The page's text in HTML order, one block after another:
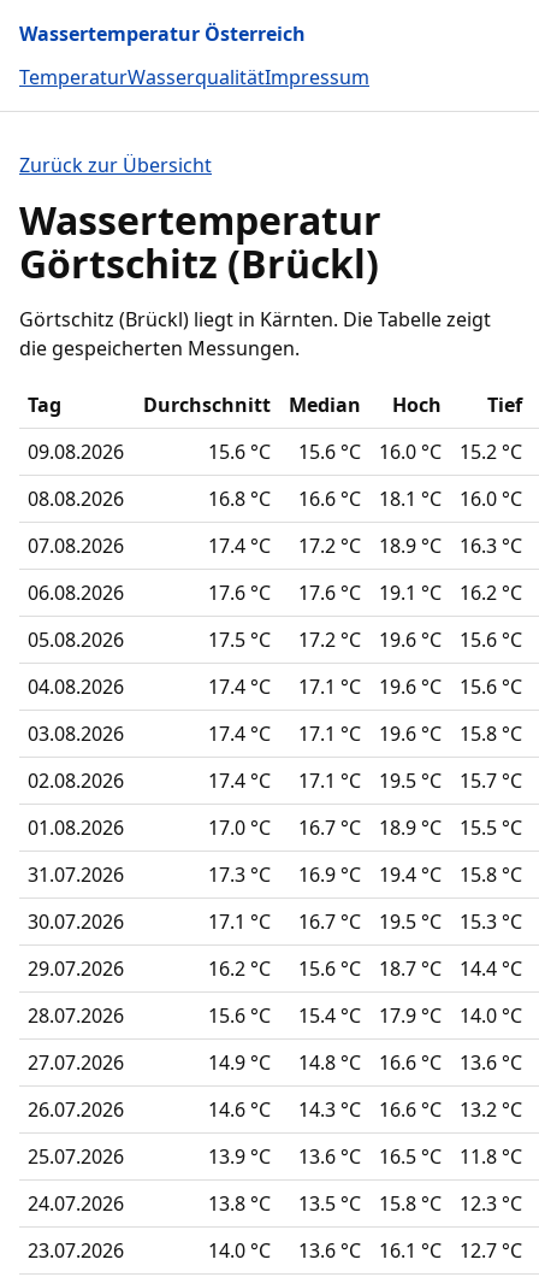
Wassertemperatur Österreich
TemperaturWasserqualitätImpressum
Zurück zur Übersicht
Wassertemperatur
Görtschitz (Brückl)
Görtschitz (Brückl) liegt in Kärnten. Die Tabelle zeigt
die gespeicherten Messungen.
Tag Durchschnitt Median Hoch
Tief
09.08.2026
15.6 °C 15.6 °C 16.0 °C
15.2 °C
08.08.2026
16.8 °C 16.6 °C 18.1 °C
16.0 °C
07.08.2026
17.4 °C 17.2 °C 18.9 °C
16.3 °C
06.08.2026
17.6 °C 17.6 °C 19.1 °C
16.2 °C
05.08.2026
17.5 °C 17.2 °C 19.6 °C
15.6 °C
04.08.2026
17.4 °C 17.1 °C 19.6 °C
15.6 °C
03.08.2026
17.4 °C 17.1 °C 19.6 °C
15.8 °C
02.08.2026
17.4 °C 17.1 °C 19.5 °C
15.7 °C
01.08.2026
17.0 °C 16.7 °C 18.9 °C
15.5 °C
31.07.2026
17.3 °C 16.9 °C 19.4 °C
15.8 °C
30.07.2026
17.1 °C 16.7 °C 19.5 °C
15.3 °C
29.07.2026
16.2 °C 15.6 °C 18.7 °C
14.4 °C
28.07.2026
15.6 °C 15.4 °C 17.9 °C
14.0 °C
27.07.2026
14.9 °C 14.8 °C 16.6 °C
13.6 °C
26.07.2026
14.6 °C 14.3 °C 16.6 °C
13.2 °C
25.07.2026
13.9 °C 13.6 °C 16.5 °C
11.8 °C
24.07.2026
13.8 °C 13.5 °C 15.8 °C
12.3 °C
23.07.2026
14.0 °C 13.6 °C 16.1 °C
12.7 °C